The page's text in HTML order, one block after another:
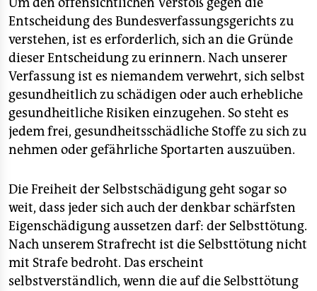
Entscheidung des Bundesverfassungsgerichts zu
verstehen, ist es erforderlich, sich an die Gründe
dieser Entscheidung zu erinnern. Nach unserer
Verfassung ist es niemandem verwehrt, sich selbst
gesundheitlich zu schädigen oder auch erhebliche
gesundheitliche Risiken einzugehen. So steht es
jedem frei, gesundheitsschädliche Stoffe zu sich zu
nehmen oder gefährliche Sportarten auszuüben.
Die Freiheit der Selbstschädigung geht sogar so
weit, dass jeder sich auch der denkbar schärfsten
Eigenschädigung aussetzen darf: der Selbsttötung.
Nach unserem Strafrecht ist die Selbsttötung nicht
mit Strafe bedroht. Das erscheint
selbstverständlich, wenn die auf die Selbsttötung